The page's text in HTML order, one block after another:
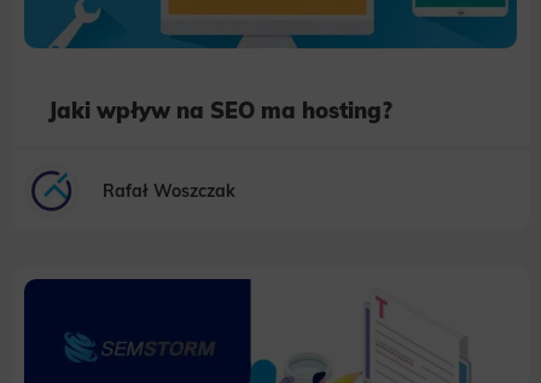
Jaki wpływ na SEO ma hosting?
Rafał Woszczak